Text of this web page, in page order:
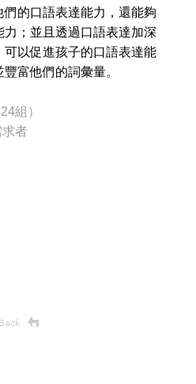
的口語表達能力，還能夠
；並且透過口語表達加深
以促進孩子的口語表達能
富他們的詞彙量。
組）
者